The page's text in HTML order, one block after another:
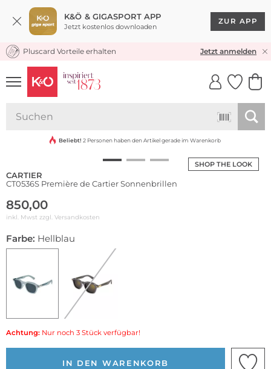
K&Ö & GIGASPORT APP
Jetzt kostenlos downloaden
ZUR APP
KOSTENLOSER VERSAND* & RÜCKVERSAND
Pluscard Vorteile erhalten Jetzt anmelden
UNSERE APP
CLICK &
SHOP THE LOOK
Beliebt! 2 Personen haben den Artikel gerade im Warenkorb
CARTIER
CT0536S Première de Cartier Sonnenbrillen
850,00
inkl. Mwst zzgl. Versandkosten
Farbe: Hellblau
Achtung: Nur noch 3 Stück verfügbar!
IN DEN WARENKORB